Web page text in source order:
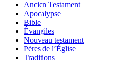
Ancien Testament
Apocalypse
Bible
Évangiles
Nouveau testament
Pères de l’Église
Traditions